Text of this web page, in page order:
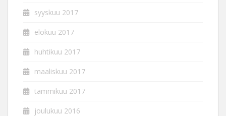
syyskuu 2017
elokuu 2017
huhtikuu 2017
maaliskuu 2017
tammikuu 2017
joulukuu 2016